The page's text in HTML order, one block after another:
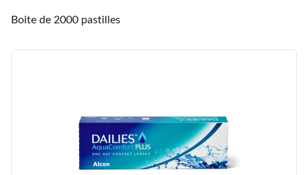
Boite de 2000 pastilles